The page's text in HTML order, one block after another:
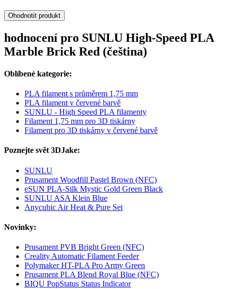
Ohodnotit produkt
hodnocení pro SUNLU High-Speed PLA
Marble Brick Red (čeština)
Oblíbené kategorie:
PLA filament s průměrem 1,75 mm
PLA filament v červené barvě
SUNLU - High Speed PLA filamenty
Filament 1,75 mm pro 3D tiskárny
Filament pro 3D tiskárny v červené barvě
Poznejte svět 3DJake:
SUNLU
Prusament Woodfill Pastel Brown (NFC)
eSUN PLA-Silk Mystic Gold Green Black
SUNLU ASA Klein Blue
Anycubic Air Heat & Pure Set
Novinky:
Prusament PVB Bright Green (NFC)
Creality Automatic Filament Feeder
Polymaker HT-PLA Pro Army Green
Prusament PLA Blend Royal Blue (NFC)
BIQU PopStatus Status Indicator